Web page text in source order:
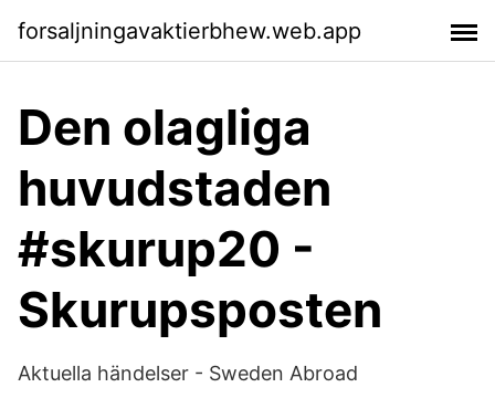
forsaljningavaktierbhew.web.app
Den olagliga
huvudstaden
#skurup20 -
Skurupsposten
Aktuella händelser - Sweden Abroad